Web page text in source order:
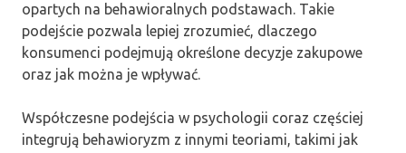
opartych na behawioralnych podstawach. Takie
podejście pozwala lepiej zrozumieć, dlaczego
konsumenci podejmują określone decyzje zakupowe
oraz jak można je wpływać.
Współczesne podejścia w psychologii coraz częściej
integrują behawioryzm z innymi teoriami, takimi jak